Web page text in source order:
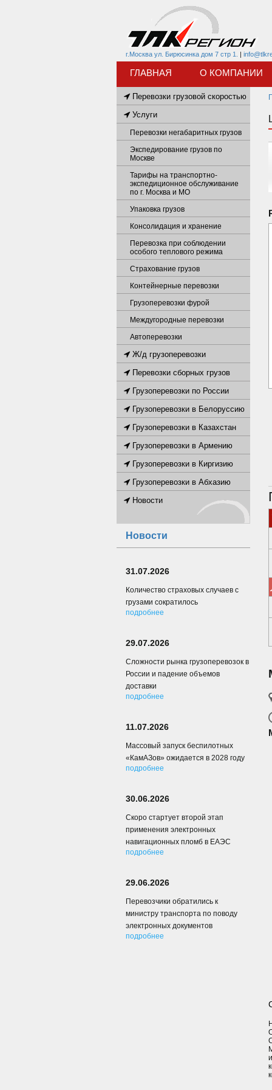
г.Москва ул. Бирюсинка дом 7 стр 1. |
ГЛАВНАЯ О КОМПАНИИ
Перевозки грузовой скоростью
Услуги
Перевозки негабаритных грузов
Экспедирование грузов по
Москве
Тарифы на транспортно-
экспедиционное обслуживание
по г. Москва и МО
Упаковка грузов
Консолидация и хранение
Перевозка при соблюдении
особого теплового режима
Страхование грузов
Контейнерные перевозки
Грузоперевозки фурой
Междугородные перевозки
Автоперевозки
Ж/д грузоперевозки
Перевозки сборных грузов
Грузоперевозки по России
Грузоперевозки в Белоруссию
Грузоперевозки в Казахстан
Грузоперевозки в Армению
Грузоперевозки в Киргизию
Грузоперевозки в Абхазию
Новости
Новости
31.07.2026
Количество страховых случаев с
грузами сократилось
подробнее
29.07.2026
Сложности рынка грузоперевозок в
России и падение объемов
доставки
подробнее
11.07.2026
Массовый запуск беспилотных
«КамАЗов» ожидается в 2028 году
подробнее
30.06.2026
Скоро стартует второй этап
применения электронных
навигационных пломб в ЕАЭС
подробнее
29.06.2026
Перевозчики обратились к
министру транспорта по поводу
электронных документов
подробнее